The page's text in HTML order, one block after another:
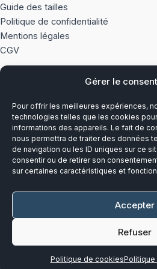
Gérer le
Pour offrir les meilleures expériences,
technologies telles que les cookies
informations des appareils. Le fait de
nous permettra de traiter des données
de navigation ou les ID uniques sur ce
consentir ou de retirer son
sur certaines caractéristiques et
Accepter
Refuser
Politique de cookies
Guide des tailles
Politique de confidentialité
Mentions légales
CGV
Notre histoire
Du lundi au vendredi
8h00-12h30 et 13h30-17h00
Téléphone :03 20 28 14 14
Mail :contact@callens-group.com